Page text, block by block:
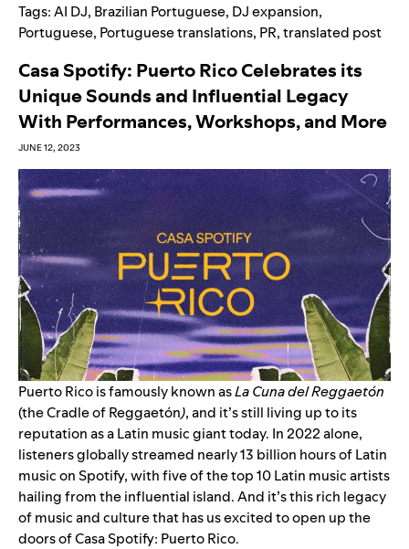
Tags:AI DJ, Brazilian Portuguese, DJ expansion,
Portuguese, Portuguese translations, PR,translated post
Casa Spotify: Puerto Rico Celebrates its
Unique Sounds and Influential Legacy
With Performances, Workshops, and More
JUNE 12, 2023
Puerto Rico is famously known asLa Cuna del Reggaetón
(the Cradle of Reggaetón), and it’s still living up to its
reputation as a Latin music giant today. In 2022 alone,
listeners globally streamed nearly 13 billion hours of Latin
music on Spotify, with five of the top 10 Latin music artists
hailing from the influential island. And it’s this rich legacy
of music and culture that has us excited to open up the
doors of Casa Spotify: Puerto Rico.